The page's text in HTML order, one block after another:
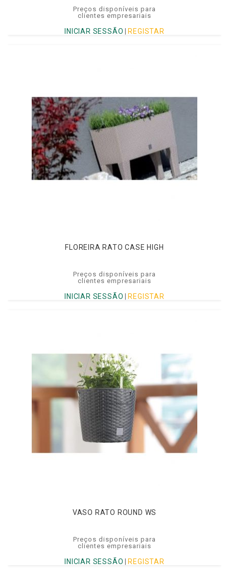
Preços disponíveis para
clientes empresariais
INICIAR SESSÃO REGISTAR
FLOREIRA RATO CASE HIGH
Preços disponíveis para
clientes empresariais
INICIAR SESSÃO REGISTAR
VASO RATO ROUND WS
Preços disponíveis para
clientes empresariais
INICIAR SESSÃO REGISTAR